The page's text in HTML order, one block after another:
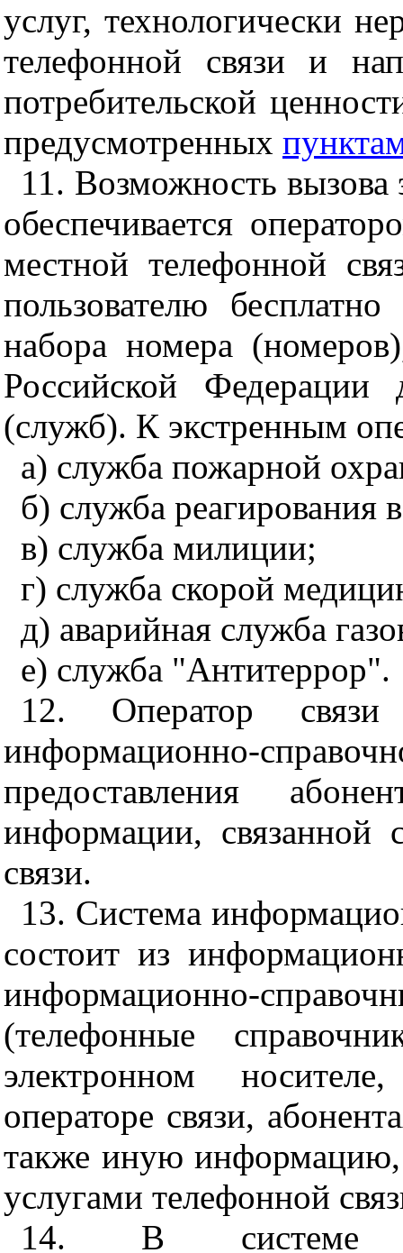
услуг, технологически
телефонной связи и
потребительской
предусмотренных
11. Возможность
обеспечивается
местной телефонной
пользователю
набора номера
Российской Федерации
(служб). К экстренным
а) служба пожарной
б) служба реагирования
в) служба милиции;
г) служба скорой
д) аварийная служба
е) служба "Антитеррор".
12. Оператор связи
информационно-
предоставления
информации, связанной
связи.
13. Система
состоит из
информационно-
(телефонные
электронном
операторе связи,
также иную информацию,
услугами телефонной
14. В системе